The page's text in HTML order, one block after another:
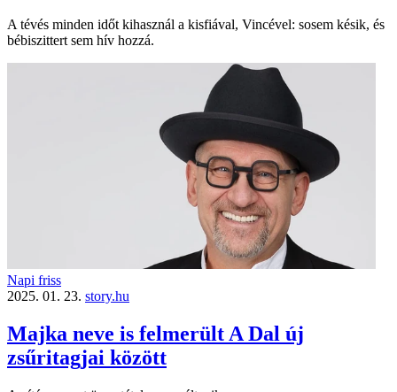
A tévés minden időt kihasznál a kisfiával, Vincével: sosem késik, és
bébiszittert sem hív hozzá.
Napi friss
2025. 01. 23. story.hu
Majka neve is felmerült A Dal új
zsűritagjai között